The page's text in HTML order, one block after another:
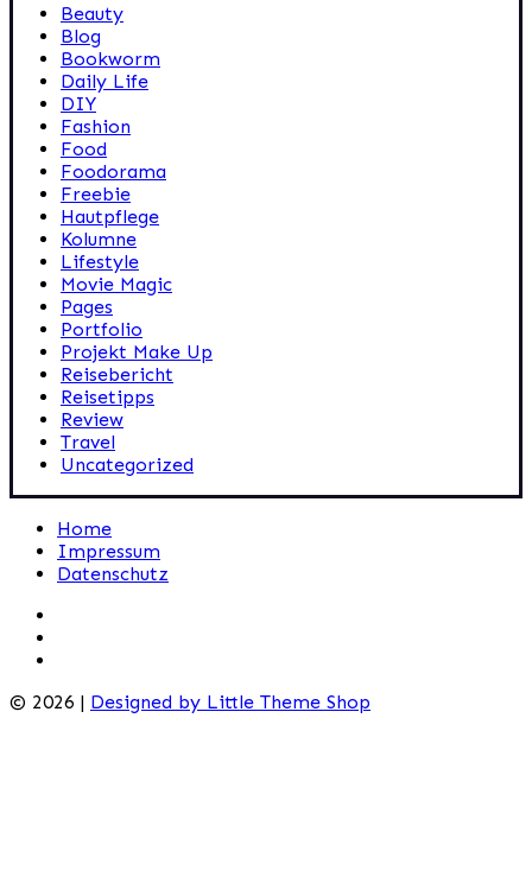
Beauty
Blog
Bookworm
Daily Life
DIY
Fashion
Food
Foodorama
Freebie
Hautpflege
Kolumne
Lifestyle
Movie Magic
Pages
Portfolio
Projekt Make Up
Reisebericht
Reisetipps
Review
Travel
Uncategorized
Home
Impressum
Datenschutz
© 2026 | Designed by Little Theme Shop